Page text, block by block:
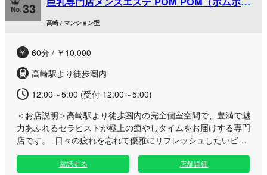
施術で身体の疲れをしっかりほぐした後は、シャワーでさっぱ
りとお帰りいただけます。お仕事帰りやお出かけの合間など、
至福の癒やしタイムをお楽しみください。
33
高崎 / マンション型
60分 / ￥10,000
高崎駅より徒歩圏内
12:00～5:00 (受付 12:00～5:00)
＜お店説明＞高崎駅より徒歩圏内の完全個室空間で、豊満で魅
力あふれるセラピストが極上の癒やしタイムをお届けする専門
店です。 日々の疲れを忘れて優雅にリフレッシュしたいビジ
ネスマンの方や大人男性へ向け、人目を気にせず過ごせるプラ
イベートな空間をご用意。リンパマッサージや温かいホットオ
電話する 店舗詳細